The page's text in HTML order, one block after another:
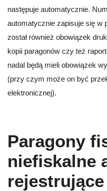
następuje automatycznie.
automatycznie zapisuje się w
został również obowiązek
kopii paragonów czy też
nadal będą mieli obowiązek
(przy czym może on być
elektronicznej).
Paragony
niefiskalne